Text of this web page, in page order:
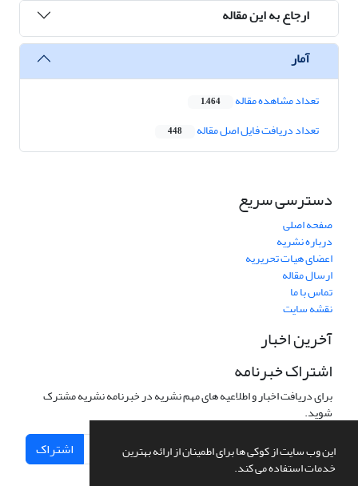
این وب سایت از کوکی ها برای اطمینان از ارائه بهترین
خدمات استفاده می کند.
ارجاع به این مقاله
آمار
تعداد مشاهده مقاله 1,464
تعداد دریافت فایل اصل مقاله 448
دسترسی سریع
صفحه اصلی
درباره نشریه
اعضای هیات تحریریه
ارسال مقاله
تماس با ما
نقشه سایت
آخرین اخبار
اشتراک خبرنامه
برای دریافت اخبار و اطلاعیه های مهم نشریه در خبرنامه نشریه مشترک
شوید.
اشتراک